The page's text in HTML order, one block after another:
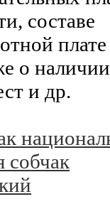
составе
о наличии
и др.
собчак